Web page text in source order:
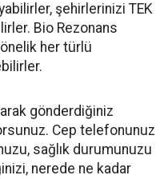
şehirlerinizi TEK
Bio Rezonans
her türlü
gönderdiğiniz
Cep telefonunuz
sağlık durumunuzu
nerede ne kadar